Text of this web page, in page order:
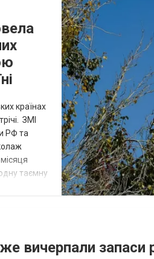
країнах
ЗМІ
РФ та
таємну
та Р...
вичерпали запаси